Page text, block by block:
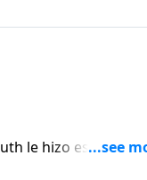
le hizo esa
y quienes